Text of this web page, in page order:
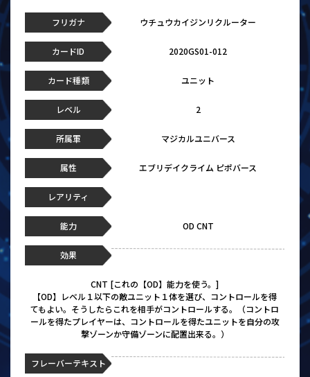
フリガナ ウチュウカイジンリクルーター
カードID 2020GS01-012
カード種類 ユニット
レベル 2
所属軍 マジカルユニバース
属性 エブリデイクライム ピポバース
レアリティ
能力 OD CNT
効果
CNT [これの【OD】能力を使う。]
【OD】レベル１以下の敵ユニット１体を選び、コントロールを得
てもよい。そうしたらこれを相手がコントロールする。（コントロ
ールを得たプレイヤーは、コントロールを得たユニットを自分の攻
撃ゾーンか守備ゾーンに配置出来る。）
フレーバーテキスト